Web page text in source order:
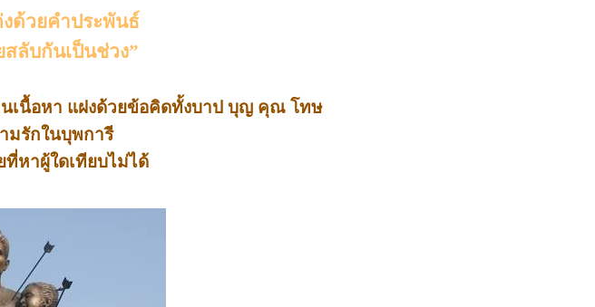
ด้วยคำประพันธ์
สลับกันเป็นช่วง”
เนื้อหา แฝงด้วยข้อคิดทั้งบาป บุญ คุณ โทษ
มรักในบุพการี
หาผู้ใดเทียบไม่ได้